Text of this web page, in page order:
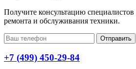
Получите консультацию
ремонта и обслуживания техники.
Отправить
+7 (499) 450-29-84